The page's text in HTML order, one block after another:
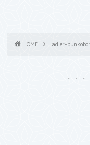
HOME adler-